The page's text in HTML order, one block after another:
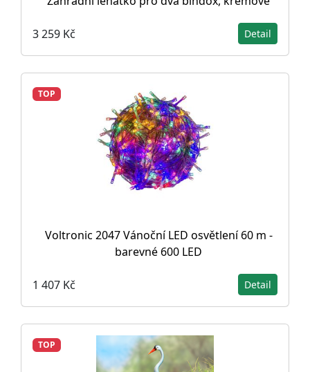
3 259 Kč Detail
TOP
Voltronic 2047 Vánoční LED osvětlení 60 m -
barevné 600 LED
1 407 Kč Detail
TOP